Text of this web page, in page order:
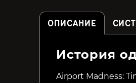
The Witch of Fern Island
ОПИСАНИЕ
История
Airport Madness: